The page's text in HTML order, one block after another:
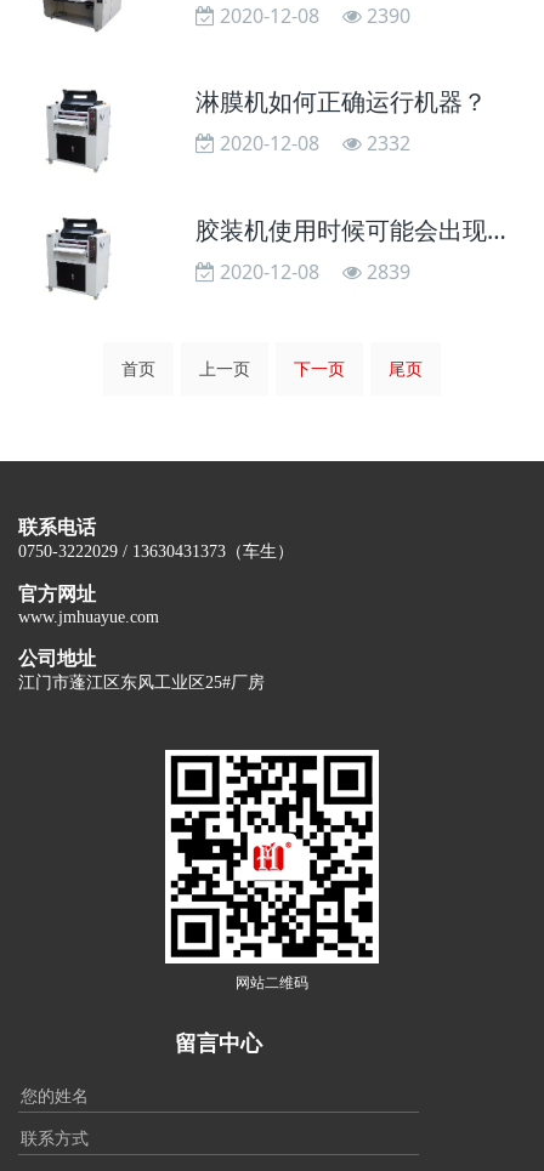
2020-12-08 2390
淋膜机如何正确运行机器？
2020-12-08 2332
胶装机使用时候可能会出现的问题
2020-12-08 2839
首页 上一页 下一页 尾页
联系电话
0750-3222029 / 13630431373（车生）
官方网址
www.jmhuayue.com
公司地址
江门市蓬江区东风工业区25#厂房
网站二维码
留言中心